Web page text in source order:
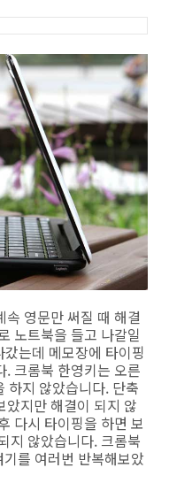
영문만 써질 때 해결
노트북을 들고 나갈일
는데 메모장에 타이핑
. 크롬북 한영키는 오른
하지 않았습니다. 단축
았지만 해결이 되지 않
다시 타이핑을 하면 보
지 않았습니다. 크롬북
를 여러번 반복해보았